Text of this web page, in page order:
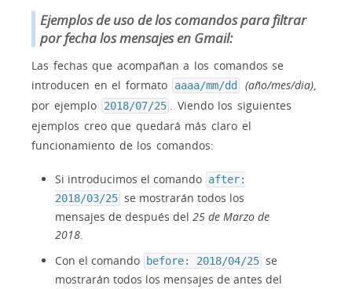
Ejemplos de uso de los comandos para filtrar
por fecha los mensajes en Gmail:
Las fechas que acompañan a los comandos se
introducen en el formato
aaaa/mm/dd (año/mes/dia),
por ejemplo
2018/07/25 . Viendo los siguientes
ejemplos creo que quedará más claro el
funcionamiento de los comandos:
Si introducimos el comando after:
2018/03/25 se mostrarán todos los
mensajes de después del 25 de Marzo de
2018.
Con el comando
before: 2018/04/25 se
mostrarán todos los mensajes de antes del